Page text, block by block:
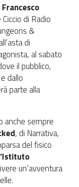
Francesco
di Radio
&
di
al sabato
il pubblico,
e dallo
parte alla
anche sempre
, di Narrativa,
del fisico
’Istituto
un’avventura